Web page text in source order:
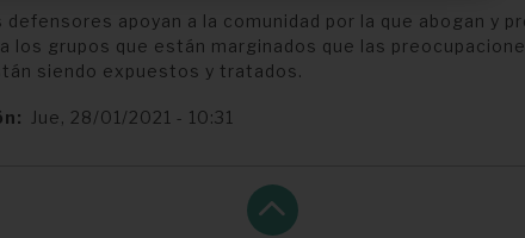
apoyan a la comunidad por la que abogan y
los grupos que están marginados que las
siendo expuestos y tratados.
Jue, 28/01/2021 - 10:31